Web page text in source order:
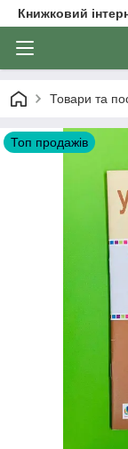
Книжковий
Товари та
Топ продажів